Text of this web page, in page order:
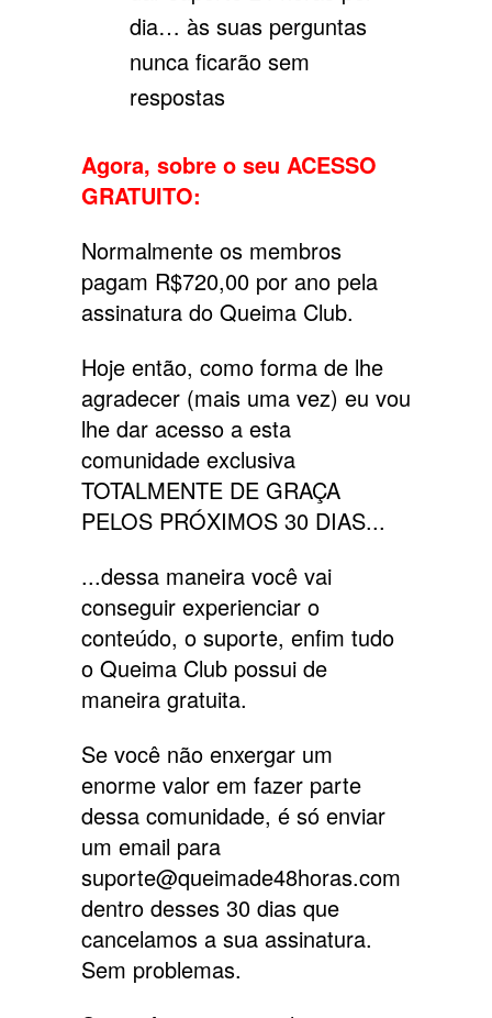
dia… às suas perguntas
nunca ficarão sem
respostas
Agora, sobre o seu ACESSO
GRATUITO:
Normalmente os membros
pagam R$720,00 por ano pela
assinatura do Queima Club.
Hoje então, como forma de lhe
agradecer (mais uma vez) eu vou
lhe dar acesso a esta
comunidade exclusiva
TOTALMENTE DE GRAÇA
PELOS PRÓXIMOS 30 DIAS...
...dessa maneira você vai
conseguir experienciar o
conteúdo, o suporte, enfim tudo
o Queima Club possui de
maneira gratuita.
Se você não enxergar um
enorme valor em fazer parte
dessa comunidade, é só enviar
um email para
suporte@queimade48horas.com
dentro desses 30 dias que
cancelamos a sua assinatura.
Sem problemas.